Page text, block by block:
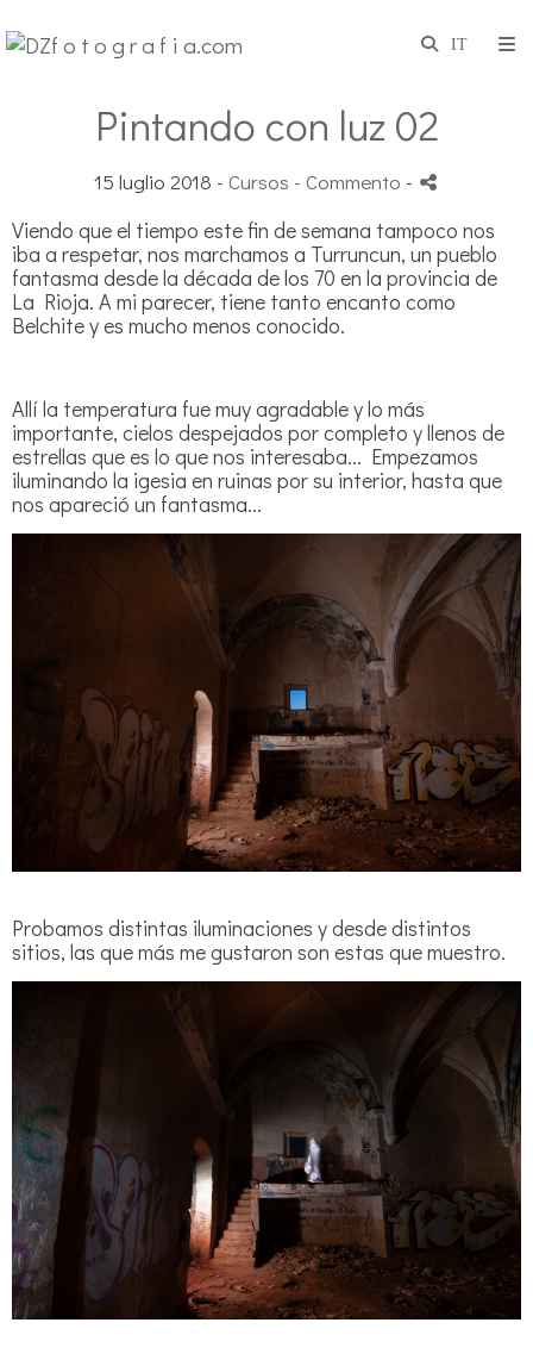
Pintando con luz 02
15 luglio 2018 - Cursos - Commento -
Viendo que el tiempo este fin de semana tampoco nos
iba a respetar, nos marchamos a Turruncun, un pueblo
fantasma desde la década de los 70 en la provincia de
La Rioja. A mi parecer, tiene tanto encanto como
Belchite y es mucho menos conocido.
Allí la temperatura fue muy agradable y lo más
importante, cielos despejados por completo y llenos de
estrellas que es lo que nos interesaba... Empezamos
iluminando la igesia en ruinas por su interior, hasta que
nos apareció un fantasma...
Probamos distintas iluminaciones y desde distintos
sitios, las que más me gustaron son estas que muestro.